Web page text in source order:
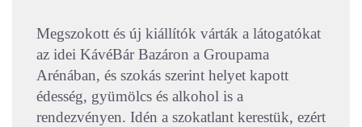
Megszokott és új kiállítók várták a látogatókat
az idei KávéBár Bazáron a Groupama
Arénában, és szokás szerint helyet kapott
édesség, gyümölcs és alkohol is a
rendezvényen. Idén a szokatlant kerestük, ezért